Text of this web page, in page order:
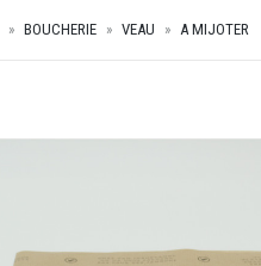
BOUCHERIE VEAU A MIJOTER